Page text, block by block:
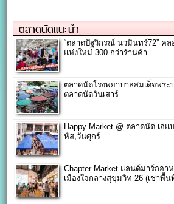
ตลาดนัดแนะนำ
“ตลาดปัฐวิกรณ์ นวมินทร์72” ค
แห่งใหม่ 300 กว่าร้านค้า
ตลาดนัดโรงพยาบาลสมเด็จพร
ตลาดนัดวันเสาร์
Happy Market @ ตลาดนัด เอ
หัส,วันศุกร์
Chapter Market แลนด์มาร์กอา
เมืองใจกลางสุขุมวิท 26 (เช่าพื้